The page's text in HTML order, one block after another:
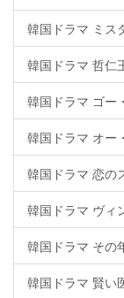
韓国ドラマ ミス
韓国ドラマ 哲仁
韓国ドラマ ゴー
韓国ドラマ オー
韓国ドラマ 恋の
韓国ドラマ ヴィ
韓国ドラマ その
韓国ドラマ 賢い